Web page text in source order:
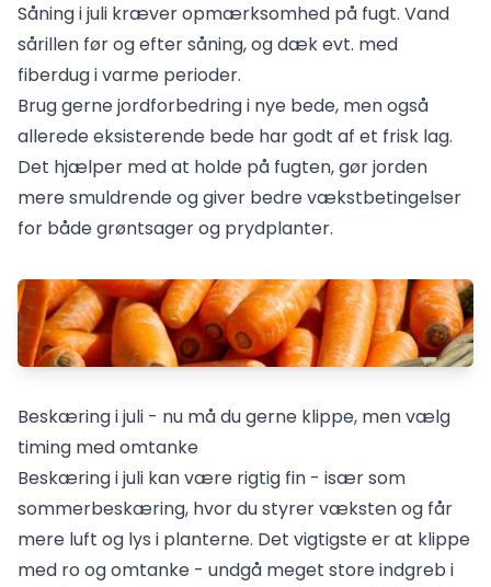
Såning i juli kræver opmærksomhed på fugt. Vand
sårillen før og efter såning, og dæk evt. med
fiberdug i varme perioder.
Brug gernejordforbedringi nye bede, men også
allerede eksisterende bede har godt af et frisk lag.
Det hjælper med at holde på fugten, gør jorden
mere smuldrende og giver bedre vækstbetingelser
for både grøntsager og prydplanter.
Beskæring i juli - nu må du gerne klippe, men vælg
timing med omtanke
Beskæring i juli kan være rigtig fin - især som
sommerbeskæring, hvor du styrer væksten og får
mere luft og lys i planterne. Det vigtigste er at klippe
med ro og omtanke - undgå meget store indgreb i